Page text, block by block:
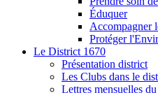
Éduquer
Accompagner
Protéger
Le District 1670
Présentation district
Les Clubs dans le
Lettres mensuelles